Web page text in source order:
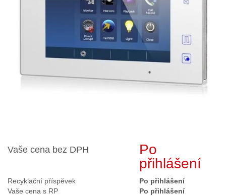
Vaše cena bez DPH
Po
přihlášení
Recyklační příspěvek
Po přihlášení
Vaše cena s RP
Po přihlášení